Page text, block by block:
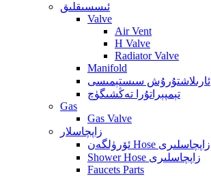
ئىسسىقلىق
Valve
Air Vent
H Valve
Radiator Valve
Manifold
ئارىلاشتۇرۇش سىستېمىسى
تېمپېراتۇرا تەڭشىگۈچ
Gas
Gas Valve
زاپچاسلار
ئۆرۈلگەن Hose زاپچاسلىرى
Shower Hose زاپچاسلىرى
Faucets Parts